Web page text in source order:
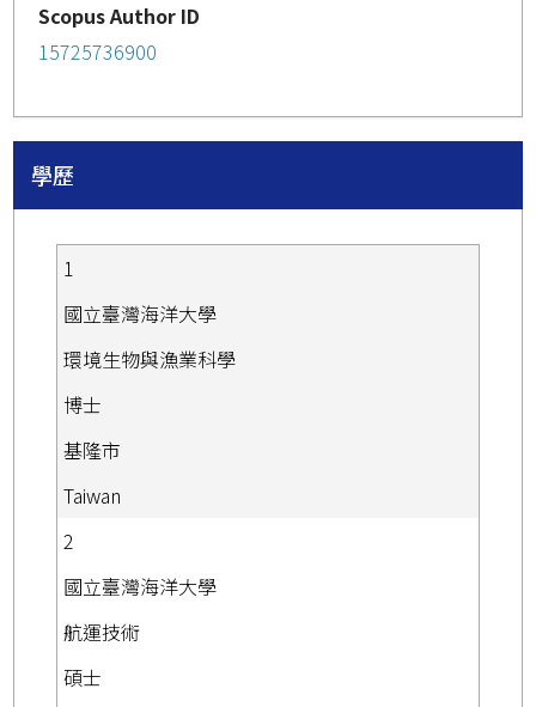
Scopus Author ID
15725736900
學歷
1
國立臺灣海洋大學
環境生物與漁業科學
博士
基隆市
Taiwan
2
國立臺灣海洋大學
航運技術
碩士